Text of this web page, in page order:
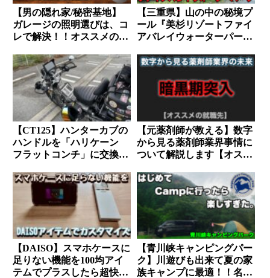
【男の隠れ家/秘密基地】
ガレージの照明選びは、コ
レで解決！！オススメの照
教えます。
【三重県】山の中の秘境プ
ール『美杉リゾートファイ
アバレイウォーターパー
【CT125】ハンターカブの
ハンドルを「ハリケーン
フラットコンチ」に交換！
変しました。
【元薬剤師が教える】数字
から見る薬剤師業界事情に
ついて解説します【オスス
【DAISO】スマホケースに
足りない機能を100均アイ
テムでプラスしたら超快適
【青川峡キャンピングパー
ク】川遊びも出来て夏の家
族キャンプに最適！！名古